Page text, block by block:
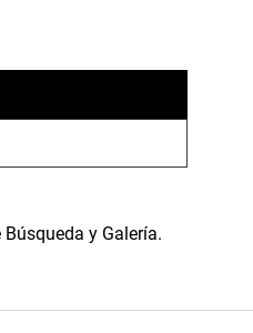
y Galería.